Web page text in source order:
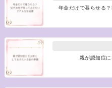
年金だけで暮らせる
親が認知症